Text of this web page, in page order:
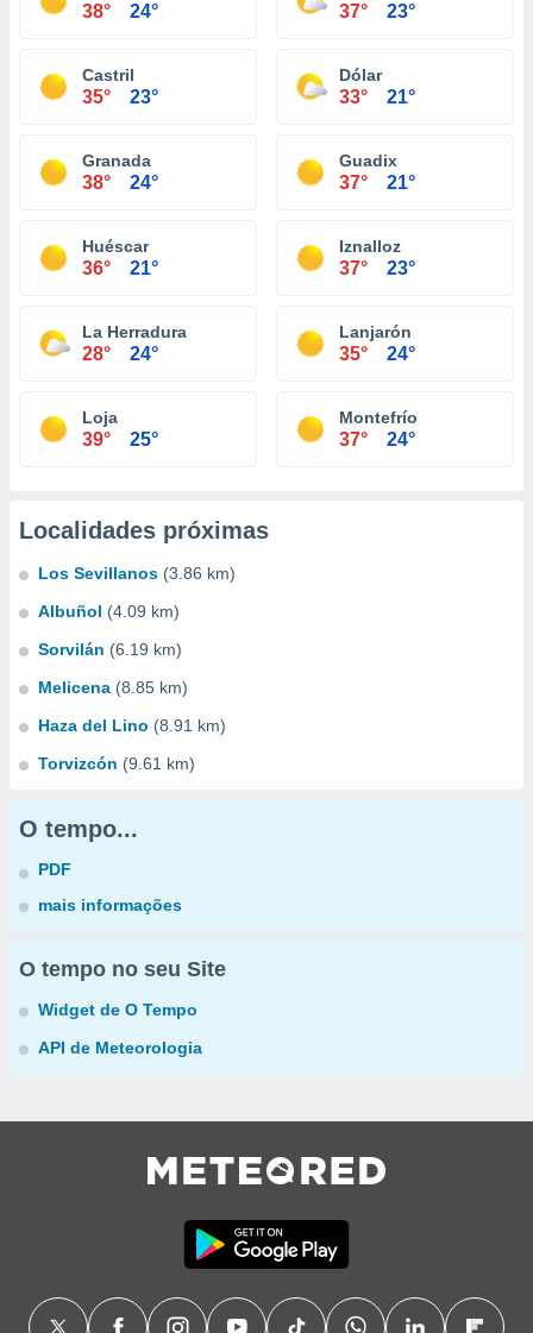
38° 24° 37° 23°
Castril
35° 23°
Dólar
33° 21°
Granada
38° 24°
Guadix
37° 21°
Huéscar
36° 21°
Iznalloz
37° 23°
La Herradura
28° 24°
Lanjarón
35° 24°
Loja
39° 25°
Montefrío
37° 24°
Localidades próximas
Los Sevillanos (3.86 km)
Albuñol (4.09 km)
Sorvilán (6.19 km)
Melicena (8.85 km)
Haza del Lino (8.91 km)
Torvizcón (9.61 km)
O tempo...
PDF
mais informações
O tempo no seu Site
Widget de O Tempo
API de Meteorologia